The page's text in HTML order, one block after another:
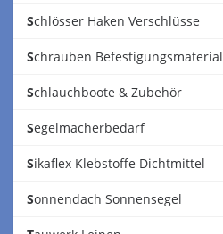
Schlösser Haken Verschlüsse
Schrauben Befestigungsmaterial
Schlauchboote & Zubehör
Segelmacherbedarf
Sikaflex Klebstoffe Dichtmittel
Sonnendach Sonnensegel